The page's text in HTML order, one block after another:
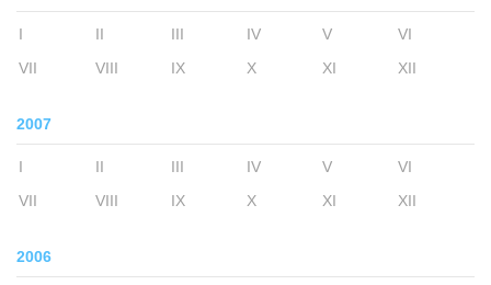
I II III IV V
VI
VII
VIII IX X XI XII
2007
I II III IV V
VI
VII
VIII IX X XI XII
2006